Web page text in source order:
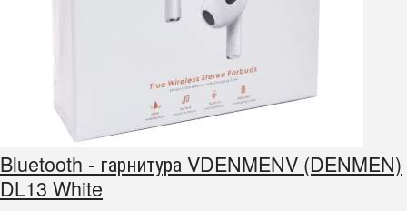
Bluetooth - гарнитура VDENMENV (DENMEN)
DL13 White